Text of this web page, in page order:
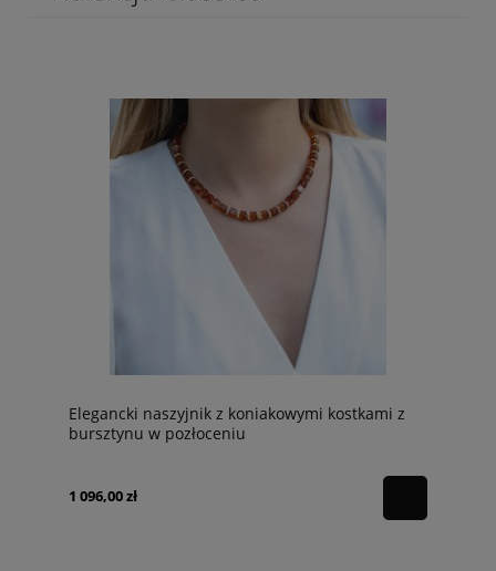
Elegancki naszyjnik z koniakowymi kostkami z
bursztynu w pozłoceniu
1 096,00 zł